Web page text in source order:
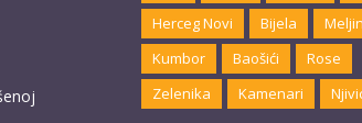
Herceg Novi
Bijela
Kumbor
Baošići
Rose
Zelenika
Kamenari